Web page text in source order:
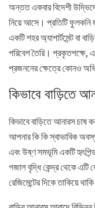
অন্তত একবার বিদেশী
নিয়ে আসে। প্রতিটি ফুলকনি
একটি শহর অ্যাপার্টমেন্ট বা
পরিবেশ তৈরি। প্রকৃতপক্ষে,
প্রজননের ক্ষেত্রে কোনও
কিভাবে বাড়িতে
কিভাবে বাড়িতে আনারস চাষ
আপনার কি কি স্বাভাবিক
এবং উষ্ণ সমভূমি একটি
গজাল বৃদ্ধি কেন্দ্র থেকে এটি
রেজিমেন্টের দিকে তাকিয়ে